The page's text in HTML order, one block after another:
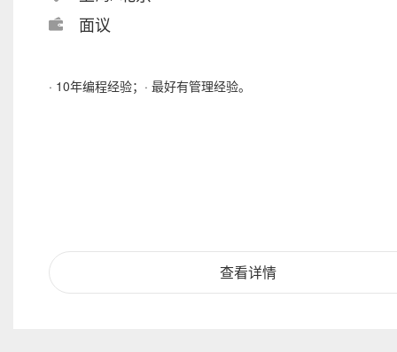
面议
· 10年编程经验；· 最好有管理经验。
查看详情